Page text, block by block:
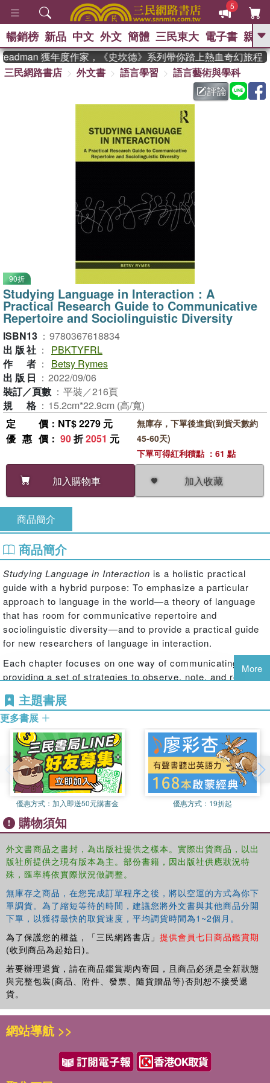
5
GO
熱搜： 東野圭吾 、 高希均教授回憶錄
父親節 、 如果歷
暑期推薦 、 國際布克
、 方念華
登輝時代 、 數學女孩：黎曼猜想
偉大的迷走神經
暢銷榜 新品 中文 外文 簡體 三民東大 電子書 親子
獲年度作家，《史坎德》系列帶你踏上熱血奇幻旅程
三民網路書店
外文書 語言學習
語言藝術與學科
評論
90折
Studying Language in Interaction：A
Practical Research Guide to Communicative
Repertoire and Sociolinguistic Diversity
ISBN13 ： 9780367618834
出版社 ：
PBKTYFRL
作者 ：
Betsy Rymes
出版日 ： 2022/09/06
裝訂／頁數 ： 平裝／216頁
規格 ： 15.2cm*22.9cm (高/寬)
定價 ：NT$ 2279 元
優惠價 ： 90折2051 元
加入購物車 加入收藏
無庫存，下單後進貨(到貨天數約
45-60天)
下單可得紅利積點 ：61 點
商品簡介
商品簡介
Studying Language in Interaction is a holistic practical
guide with a hybrid purpose: To emphasize a particular
approach to language in the world—a theory of language
that has room for communicative repertoire and
sociolinguistic diversity—and to provide a practical guide
for new researchers of language in interaction.
Each chapter focuses on one way of communicating,
providing a set of strategies to observe, note, and reflect
sounding, naming, using social media, telling stories,
being ironic, and engaging in everyday routines. This
approach provides a practical guide without stripping out
all the wonder and nuance of language in interaction that
originally draws the novice researcher to critical inquiry
and makes language relevant to the humans who use it
every day.Studying Language in Interactionis not only a
practical research guide; it is also a workbook for being in
the world in ways that matter, illustrating that any research
on language in interaction involves both tricks of the trade
and a sustained engagement with humanity.
With extensive pedagogical resources, this is an ideal text
for advanced undergraduate and graduate students of
sociolinguistics, intercultural communication, linguistic
anthropology, and education who are embarking on
fieldwork projects.
More
主題書展
更多書展
優惠方式： 加入即送50元購書金 優惠方式： 19折起
購物須知
外文書商品之書封，為出版社提供之樣本。實際出貨商品，以出
版社所提供之現有版本為主。部份書籍，因出版社供應狀況特
殊，匯率將依實際狀況做調整。
無庫存之商品，在您完成訂單程序之後，將以空運的方式為你下
單調貨。為了縮短等待的時間，建議您將外文書與其他商品分開
下單，以獲得最快的取貨速度，平均調貨時間為1~2個月。
為了保護您的權益，「三民網路書店」 提供會員七日商品鑑賞期
(收到商品為起始日)。
若要辦理退貨，請在商品鑑賞期內寄回，且商品必須是全新狀態
與完整包裝(商品、附件、發票、隨貨贈品等)否則恕不接受退
貨。
網站導航 >>